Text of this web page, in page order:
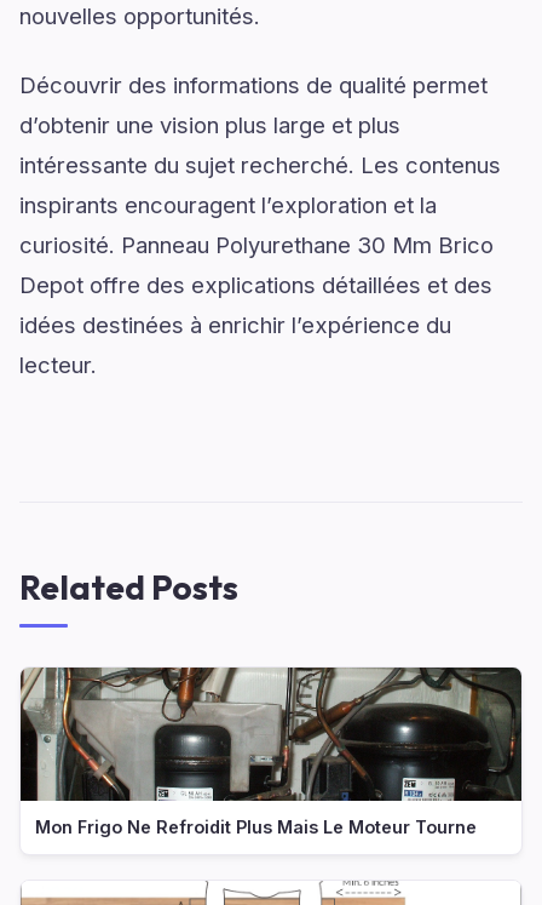
nouvelles opportunités.
Découvrir des informations de qualité permet
d’obtenir une vision plus large et plus
intéressante du sujet recherché. Les contenus
inspirants encouragent l’exploration et la
curiosité. Panneau Polyurethane 30 Mm Brico
Depot offre des explications détaillées et des
idées destinées à enrichir l’expérience du
lecteur.
Related Posts
Mon Frigo Ne Refroidit Plus Mais Le Moteur Tourne